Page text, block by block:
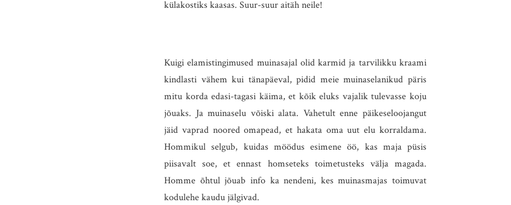
külakostiks kaasas. Suur-suur aitäh neile!
Kuigi elamistingimused muinasajal olid karmid ja tarvilikku kraami
kindlasti vähem kui tänapäeval, pidid meie muinaselanikud päris
mitu korda edasi-tagasi käima, et kõik eluks vajalik tulevasse koju
jõuaks. Ja muinaselu võiski alata. Vahetult enne päikeseloojangut
jäid vaprad noored omapead, et hakata oma uut elu korraldama.
Hommikul selgub, kuidas möödus esimene öö, kas maja püsis
piisavalt soe, et ennast homseteks toimetusteks välja magada.
Homme õhtul jõuab info ka nendeni, kes muinasmajas toimuvat
kodulehe kaudu jälgivad.